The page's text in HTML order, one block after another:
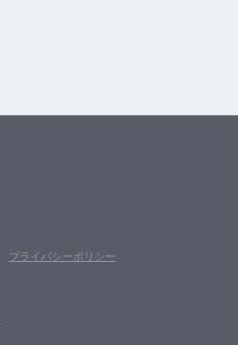
プライバシーポリシー